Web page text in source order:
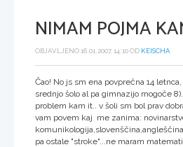
NIMAM POJMA
OBJAVLJENO 16.01.2007, 14:10 OD KEISCHA
Čao! No js sm ena povprečna 14
srednjo šolo al pa gimnazijo mogoče
problem kam it.. v šoli sm bol prav
vam povem kaj me zanima:
pa ostale "stroke"...ne maram